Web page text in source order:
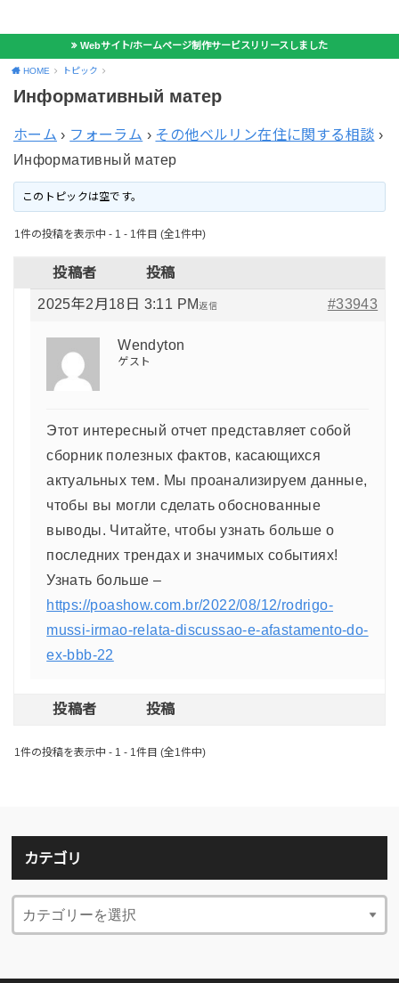
Webサイト/ホームページ制作サービスリリースしました
HOME トピック
Информативный матер
ホーム › フォーラム › その他ベルリン在住に関する相談 ›
Информативный матер
このトピックは空です。
1件の投稿を表示中 - 1 - 1件目 (全1件中)
投稿者 投稿
2025年2月18日 3:11 PM #33943
返信
Wendyton
ゲスト
Этот интересный отчет представляет собой
сборник полезных фактов, касающихся
актуальных тем. Мы проанализируем данные,
чтобы вы могли сделать обоснованные
выводы. Читайте, чтобы узнать больше о
последних трендах и значимых событиях!
Узнать больше –
https://poashow.com.br/2022/08/12/rodrigo-
mussi-irmao-relata-discussao-e-afastamento-do-
ex-bbb-22
投稿者 投稿
1件の投稿を表示中 - 1 - 1件目 (全1件中)
カテゴリ